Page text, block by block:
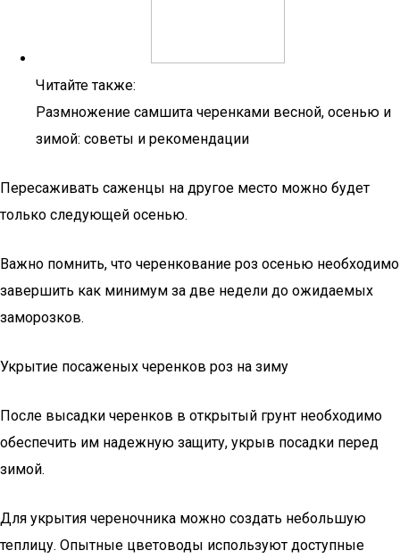
Читайте также:
Размножение самшита черенками весной, осенью и
зимой: советы и рекомендации
Пересаживать саженцы на другое место можно будет
только следующей осенью.
Важно помнить, что черенкование роз осенью необходимо
завершить как минимум за две недели до ожидаемых
заморозков.
Укрытие посаженых черенков роз на зиму
После высадки черенков в открытый грунт необходимо
обеспечить им надежную защиту, укрыв посадки перед
зимой.
Для укрытия череночника можно создать небольшую
теплицу. Опытные цветоводы используют доступные